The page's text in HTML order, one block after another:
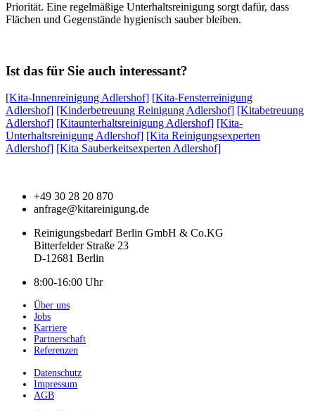
Priorität. Eine regelmäßige Unterhaltsreinigung sorgt dafür, dass
Flächen und Gegenstände hygienisch sauber bleiben.
Ist das für Sie auch interessant?
[Kita-Innenreinigung Adlershof] [Kita-Fensterreinigung
Adlershof] [Kinderbetreuung Reinigung Adlershof] [Kitabetreuung
Adlershof] [Kitaunterhaltsreinigung Adlershof] [Kita-
Unterhaltsreinigung Adlershof] [Kita Reinigungsexperten
Adlershof] [Kita Sauberkeitsexperten Adlershof]
+49 30 28 20 870
anfrage@kitareinigung.de
Reinigungsbedarf Berlin GmbH & Co.KG
Bitterfelder Straße 23
D-12681 Berlin
8:00-16:00 Uhr
Über uns
Jobs
Karriere
Partnerschaft
Referenzen
Datenschutz
Impressum
AGB